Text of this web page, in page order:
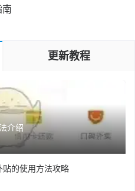
更新教程
介绍
贴的使用方法攻略